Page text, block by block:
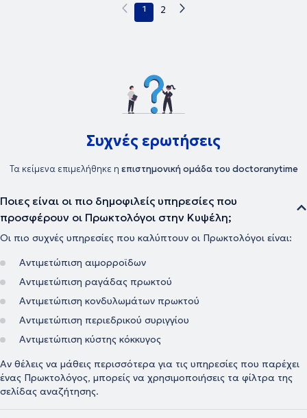
1 2
Συχνές ερωτήσεις
Τα κείμενα επιμελήθηκε η επιστημονική ομάδα του doctoranytime
Ποιες είναι οι πιο δημοφιλείς υπηρεσίες που
προσφέρουν οι Πρωκτολόγοι στην Κυψέλη;
Οι πιο συχνές υπηρεσίες που καλύπτουν οι Πρωκτολόγοι είναι:
Αντιμετώπιση αιμορροϊδων
Αντιμετώπιση ραγάδας πρωκτού
Αντιμετώπιση κονδυλωμάτων πρωκτού
Αντιμετώπιση περιεδρικού συριγγίου
Αντιμετώπιση κύστης κόκκυγος
Αν θέλεις να μάθεις περισσότερα για τις υπηρεσίες που παρέχει
ένας Πρωκτολόγος, μπορείς να χρησιμοποιήσεις τα φίλτρα της
σελίδας αναζήτησης.